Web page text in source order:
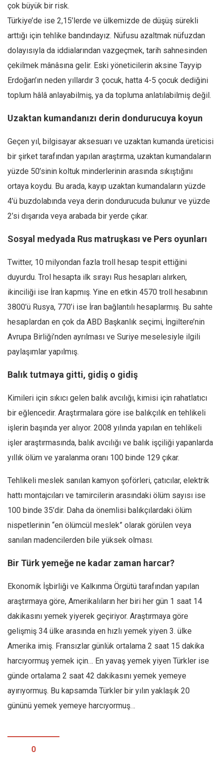
Tüm Sayılar
Kategoriler
Kültür Sanat
Kitap
7 soruda bu hafta
Spor
Manzara
Sağlık
Gıda-Beslenme
Hayat
Türkiye
Siyaset
Dünya
Afrika
İslam Dünyası
Amerika
Avustralya
Tarih
çok büyük bir risk.
Türkiye’de ise 2,15’lerde ve ülkemizde de düşüş sürekli
arttığı için tehlike bandındayız. Nüfusu azaltmak nüfuzdan
dolayısıyla da iddialarından vazgeçmek, tarih sahnesinden
çekilmek mânâsına gelir. Eski yöneticilerin aksine Tayyip
Erdoğan’ın neden yıllardır 3 çocuk, hatta 4-5 çocuk dediğini
toplum hâlâ anlayabilmiş, ya da topluma anlatılabilmiş değil.
Uzaktan kumandanızı derin dondurucuya koyun
Geçen yıl, bilgisayar aksesuarı ve uzaktan kumanda üreticisi
bir şirket tarafından yapılan araştırma, uzaktan kumandaların
yüzde 50’sinin koltuk minderlerinin arasında sıkıştığını
ortaya koydu. Bu arada, kayıp uzaktan kumandaların yüzde
4’ü buzdolabında veya derin dondurucuda bulunur ve yüzde
2’si dışarıda veya arabada bir yerde çıkar.
Sosyal medyada Rus matruşkası ve Pers oyunları
Twitter, 10 milyondan fazla troll hesap tespit ettiğini
duyurdu. Trol hesapta ilk sırayı Rus hesapları alırken,
ikinciliği ise İran kapmış. Yine en etkin 4570 troll hesabının
3800’ü Rusya, 770’i ise İran bağlantılı hesaplarmış. Bu sahte
hesaplardan en çok da ABD Başkanlık seçimi, İngiltere’nin
Avrupa Birliği’nden ayrılması ve Suriye meselesiyle ilgili
paylaşımlar yapılmış.
Balık tutmaya gitti, gidiş o gidiş
Kimileri için sıkıcı gelen balık avcılığı, kimisi için rahatlatıcı
bir eğlencedir. Araştırmalara göre ise balıkçılık en tehlikeli
işlerin başında yer alıyor. 2008 yılında yapılan en tehlikeli
işler araştırmasında, balık avcılığı ve balık işçiliği yapanlarda
yıllık ölüm ve yaralanma oranı 100 binde 129 çıkar.
Tehlikeli meslek sanılan kamyon şoförleri, çatıcılar, elektrik
hattı montajcıları ve tamircilerin arasındaki ölüm sayısı ise
100 binde 35’dir. Daha da önemlisi balıkçılardaki ölüm
nispetlerinin “en ölümcül meslek” olarak görülen veya
sanılan madencilerden bile yüksek olması.
Bir Türk yemeğe ne kadar zaman harcar?
Ekonomik İşbirliği ve Kalkınma Örgütü tarafından yapılan
araştırmaya göre, Amerikalıların her biri her gün 1 saat 14
dakikasını yemek yiyerek geçiriyor. Araştırmaya göre
gelişmiş 34 ülke arasında en hızlı yemek yiyen 3. ülke
Amerika imiş. Fransızlar günlük ortalama 2 saat 15 dakika
harcıyormuş yemek için… En yavaş yemek yiyen Türkler ise
günde ortalama 2 saat 42 dakikasını yemek yemeye
ayırıyormuş. Bu kapsamda Türkler bir yılın yaklaşık 20
gününü yemek yemeye harcıyormuş…
0